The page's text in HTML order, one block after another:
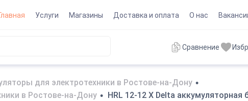
Услуги Магазины Доставка и оплата О нас
Сравнение
для электротехники в Ростове-на-Дону •
в Ростове-на-Дону • HRL 12-12 X Delta аккумуляторная